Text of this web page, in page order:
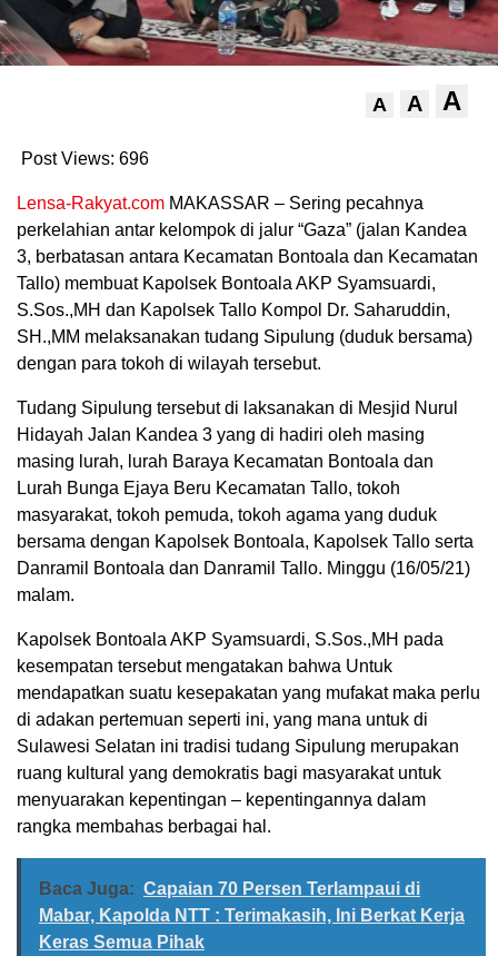
A A A
Post Views: 696
Lensa-Rakyat.com MAKASSAR – Sering pecahnya
perkelahian antar kelompok di jalur “Gaza” (jalan Kandea
3, berbatasan antara Kecamatan Bontoala dan Kecamatan
Tallo) membuat Kapolsek Bontoala AKP Syamsuardi,
S.Sos.,MH dan Kapolsek Tallo Kompol Dr. Saharuddin,
SH.,MM melaksanakan tudang Sipulung (duduk bersama)
dengan para tokoh di wilayah tersebut.
Tudang Sipulung tersebut di laksanakan di Mesjid Nurul
Hidayah Jalan Kandea 3 yang di hadiri oleh masing
masing lurah, lurah Baraya Kecamatan Bontoala dan
Lurah Bunga Ejaya Beru Kecamatan Tallo, tokoh
masyarakat, tokoh pemuda, tokoh agama yang duduk
bersama dengan Kapolsek Bontoala, Kapolsek Tallo serta
Danramil Bontoala dan Danramil Tallo. Minggu (16/05/21)
malam.
Kapolsek Bontoala AKP Syamsuardi, S.Sos.,MH pada
kesempatan tersebut mengatakan bahwa Untuk
mendapatkan suatu kesepakatan yang mufakat maka perlu
di adakan pertemuan seperti ini, yang mana untuk di
Sulawesi Selatan ini tradisi tudang Sipulung merupakan
ruang kultural yang demokratis bagi masyarakat untuk
menyuarakan kepentingan – kepentingannya dalam
rangka membahas berbagai hal.
Baca Juga: Capaian 70 Persen Terlampaui di
Mabar, Kapolda NTT : Terimakasih, Ini Berkat Kerja
Keras Semua Pihak